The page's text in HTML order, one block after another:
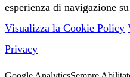
esperienza di navigazione
Visualizza la Cookie Policy
Privacy